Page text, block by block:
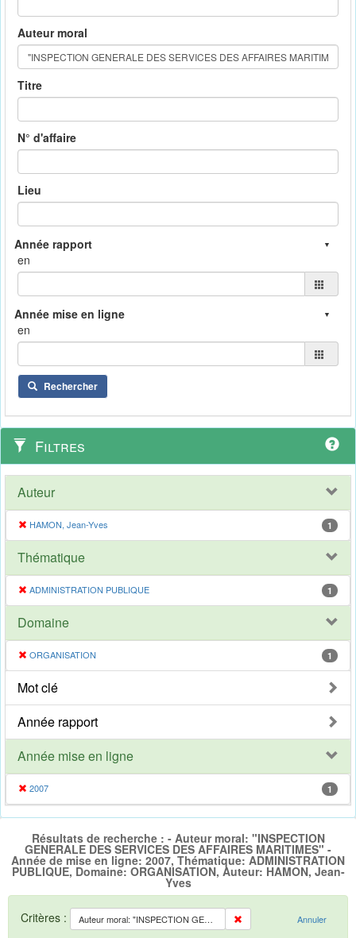
Auteur moral
Titre
N° d'affaire
Lieu
en
en
Rechercher
Filtres
Auteur
HAMON, Jean-Yves 1
Thématique
ADMINISTRATION PUBLIQUE 1
Domaine
ORGANISATION 1
Mot clé
Année rapport
Année mise en ligne
2007 1
Résultats de recherche : - Auteur moral: "INSPECTION
GENERALE DES SERVICES DES AFFAIRES MARITIMES" -
Année de mise en ligne: 2007, Thématique: ADMINISTRATION
PUBLIQUE, Domaine: ORGANISATION, Auteur: HAMON, Jean-
Yves
Critères : Auteur moral: "INSPECTION GENERALE DES SERVICES DES AFFAIRES MARITIMES" Annuler